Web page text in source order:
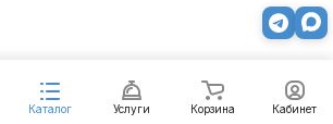
Каталог Услуги Корзина Кабинет